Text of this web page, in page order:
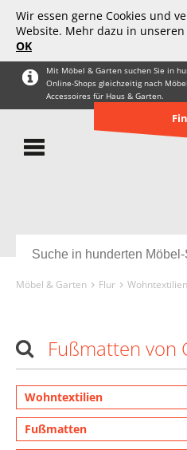
Wir essen gerne Cookies und
Website. Mehr dazu in unseren
OK
Mit Möbel & Garten suchen Sie in
Online-Shops gleichzeitig nach
Accessoires für Haus & Garten.
Möbel & Garten Flur Wohntextilien
Fußmatten von
Wohntextilien
Fußmatten